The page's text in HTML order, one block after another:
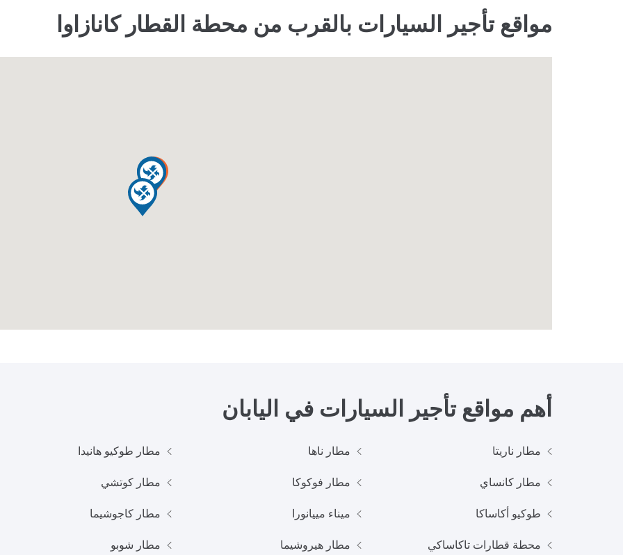
مواقع تأجير السيارات بالقرب من محطة القطار كانازاوا
أهم مواقع تأجير السيارات في اليابان
مطار ناريتا مطار ناها مطار طوكيو هانيدا
مطار كانساي مطار فوكوكا مطار كوتشي
طوكيو أكاساكا ميناء مييانورا مطار كاجوشيما
محطة قطارات تاكاساكي مطار هيروشيما مطار شوبو